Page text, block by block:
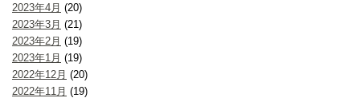
2023年4月 (20)
2023年3月 (21)
2023年2月 (19)
2023年1月 (19)
2022年12月 (20)
2022年11月 (19)